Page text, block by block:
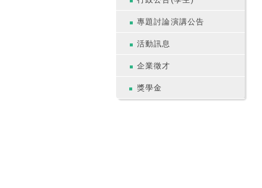
專題討論演講公告
活動訊息
企業徵才
獎學金